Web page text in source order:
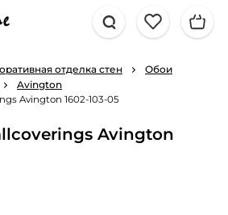
отделка стен
Обои
Avington
Avington 1602-103-05
Avington